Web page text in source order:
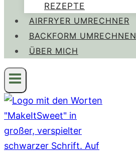
REZEPTE
AIRFRYER UMRECHNER
BACKFORM UMRECHNEN
ÜBER MICH